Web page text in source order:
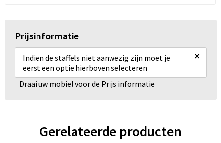
Prijsinformatie
Indien de staffels niet aanwezig zijn moet je
eerst een optie hierboven selecteren
×
Draai uw mobiel voor de Prijs informatie
Gerelateerde producten